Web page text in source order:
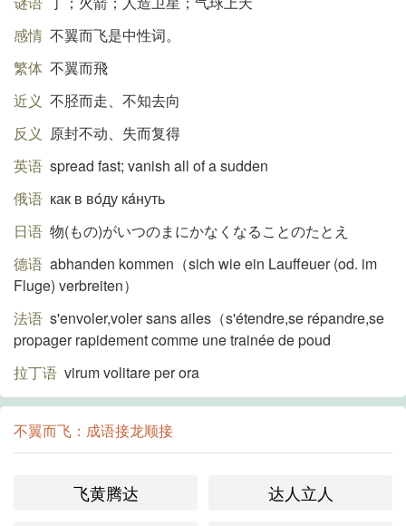
感情 不翼而飞是中性词。
繁体 不翼而飛
近义 不胫而走、不知去向
反义 原封不动、失而复得
英语 spread fast; vanish all of a sudden
俄语 как в вóду кáнуть
日语 物(もの)がいつのまにかなくなることのたとえ
德语 abhanden kommen（sich wie ein Lauffeuer (od. im
Fluge) verbreiten）
法语 s'envoler,voler sans ailes（s'étendre,se répandre,se
propager rapidement comme une trainée de poud
拉丁语 virum volitare per ora
不翼而飞：成语接龙顺接
飞黄腾达
达人立人